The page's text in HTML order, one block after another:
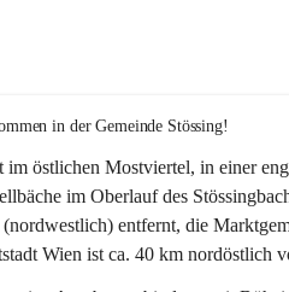
in der Gemeinde Stössing!
im östlichen Mostviertel, in einer
im Oberlauf des
(nordwestlich) entfernt, die
Wien ist ca. 40 km nordöstlich